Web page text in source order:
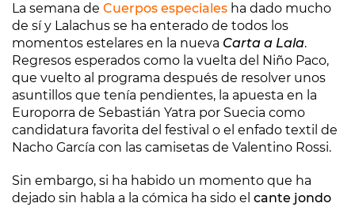
La semana de Cuerpos especiales ha dado mucho
de sí y Lalachus se ha enterado de todos los
momentos estelares en la nueva Carta a Lala.
Regresos esperados como la vuelta del Niño Paco,
que vuelto al programa después de resolver unos
asuntillos que tenía pendientes, la apuesta en la
Europorra de Sebastián Yatra por Suecia como
candidatura favorita del festival o el enfado textil de
Nacho García con las camisetas de Valentino Rossi.
Sin embargo, si ha habido un momento que ha
dejado sin habla a la cómica ha sido el cante jondo